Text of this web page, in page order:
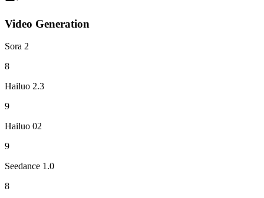
Video Generation
Sora 2
8
Hailuo 2.3
9
Hailuo 02
9
Seedance 1.0
8